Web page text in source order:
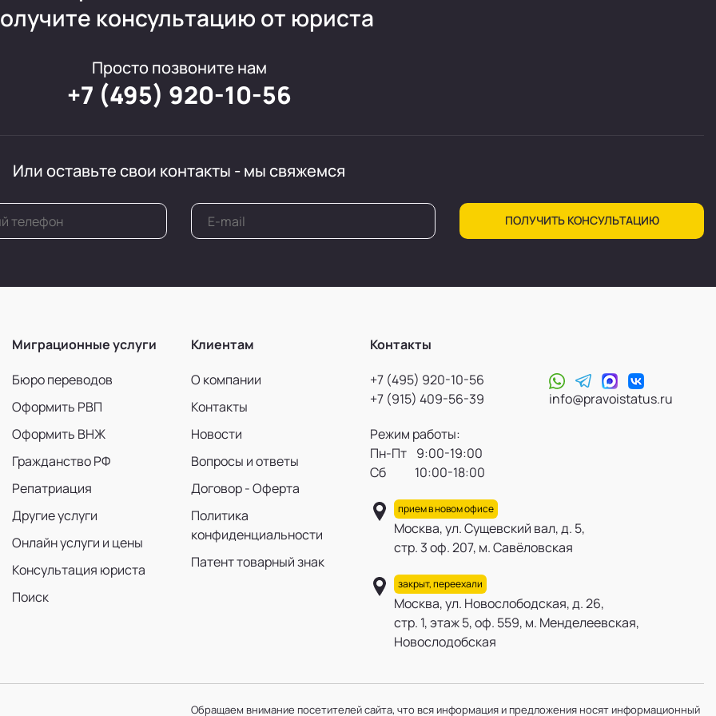
консультацию от юриста
Просто позвоните нам
+7 (495) 920-10-56
Или оставьте свои контакты - мы свяжемся
ПОЛУЧИТЬ КОНСУЛЬТАЦИЮ
Миграционные услуги
Бюро переводов
Оформить РВП
Оформить ВНЖ
Гражданство РФ
Репатриация
Другие услуги
Онлайн услуги и цены
Консультация юриста
Поиск
Клиентам
О компании
Контакты
Новости
Вопросы и ответы
Договор - Оферта
Политика
конфиденциальности
Патент товарный знак
Контакты
+7 (495) 920-10-56
+7 (915) 409-56-39
info@pravoistatus.ru
Режим работы:
Пн-Пт 9:00-19:00
Сб 10:00-18:00
прием в новом офисе
Москва, ул. Сущевский вал, д. 5,
стр. 3 оф. 207, м. Савёловская
закрыт, переехали
Москва, ул. Новослободская, д. 26,
стр. 1, этаж 5, оф. 559, м. Менделеевская,
Новослодобская
Обращаем внимание посетителей сайта, что вся информация и предложения носят информационный